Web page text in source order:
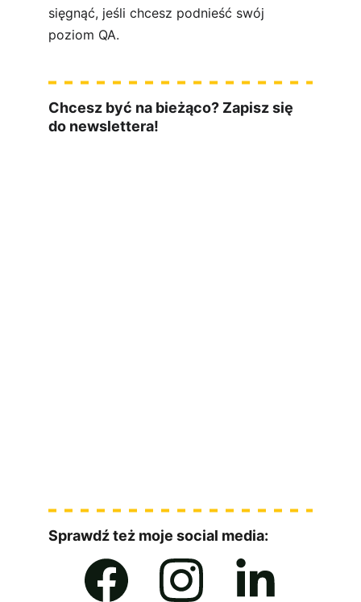
sięgnąć, jeśli chcesz podnieść swój
poziom QA.
Chcesz być na bieżąco? Zapisz się
do newslettera!
Sprawdź też moje social media: